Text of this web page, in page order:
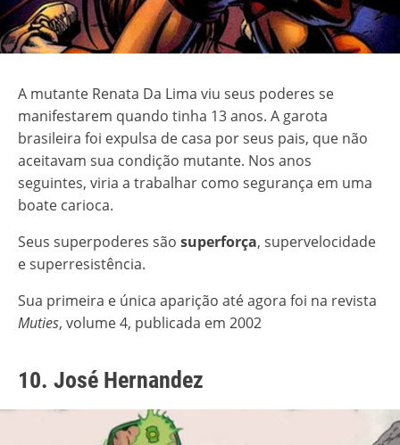
A mutante Renata Da Lima viu seus poderes se
manifestarem quando tinha 13 anos. A garota
brasileira foi expulsa de casa por seus pais, que não
aceitavam sua condição mutante. Nos anos
seguintes, viria a trabalhar como segurança em uma
boate carioca.
Seus superpoderes são superforça, supervelocidade
e superresistência.
Sua primeira e única aparição até agora foi na revista
Muties, volume 4, publicada em 2002
10. José Hernandez